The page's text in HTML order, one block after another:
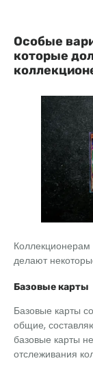
Особые
которые
Коллекционерам
делают
Базовые карты
Базовые карты
общие,
базовые карты
отслеживания